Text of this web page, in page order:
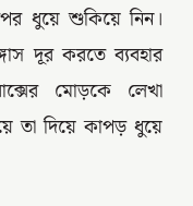
ধুয়ে শুকিয়ে নিন।
দূর করতে ব্যবহার
মোড়কে লেখা
তা দিয়ে কাপড় ধুয়ে